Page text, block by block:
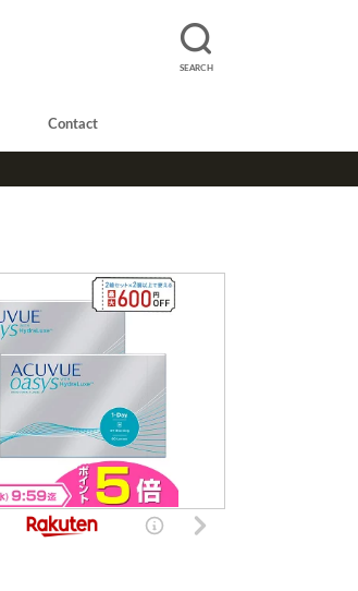
SEARCH
Contact